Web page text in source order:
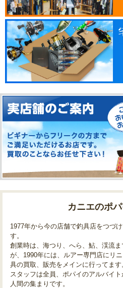
カニエのポ
1977年から今の店舗で釣具店をつづ
す。
創業時は、海つり、へら、鮎、渓流
が、1990年には、ルアー専門店にリ
具の買取、販売をメインに行ってます
スタッフは全員、ポパイのアルバイ
人間の集まりです。